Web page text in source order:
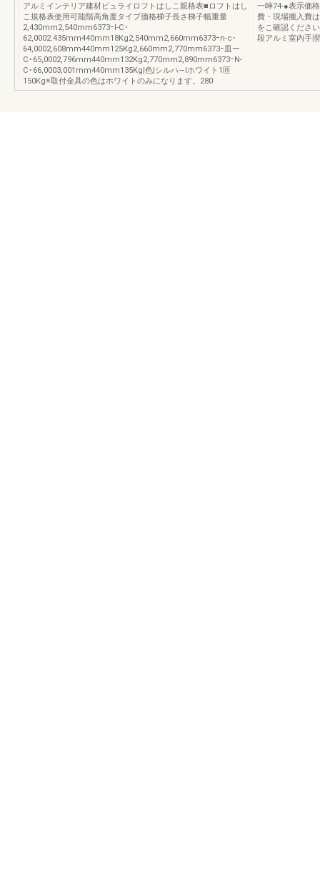
アルミインテリア建材ピュライロフトはしこ親格表■ロフトはし
こ規格表使用可能階高角度タイプ価格梯子長さ梯子幅重量
2,430mm2,540mm6373ｰI-C･
62,0002.435mm440mm18Kg2,540mm2,660mm6373ｰn-c･
64,0002,608mm440mm125Kg2,660mm2,770mm6373ｰ皿ー
C･65,0002,796mm440mm132Kg2,770mm2,890mm6373ｰN-
C･66,0003,001mm440mm135Kg|色|シルハ―Iホワイト1匝
150Kg※取付金具の色はホワイトのみになります。280
一呻74-●表示価
費・現場搬入費
をこ確認くださ
段アルミ室内手